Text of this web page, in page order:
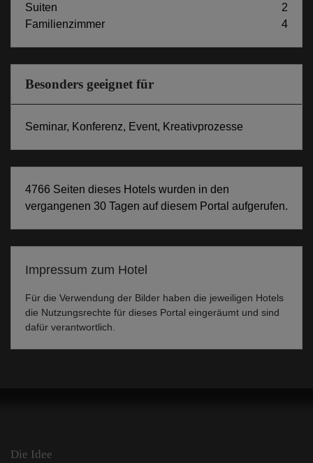
Suiten
2
Familienzimmer
4
Besonders geeignet für
Seminar, Konferenz, Event, Kreativprozesse
4766 Seiten dieses Hotels wurden in den
vergangenen 30 Tagen auf diesem Portal aufgerufen.
Impressum zum Hotel
Für die Verwendung der Bilder haben die jeweiligen Hotels
die Nutzungsrechte für dieses Portal eingeräumt und sind
dafür verantwortlich.
Die Idee